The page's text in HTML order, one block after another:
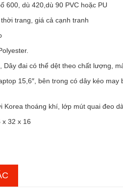
600, dù 420,dù 90 PVC hoặc PU
trang, giá cả cạnh tranh
Dây đai có thể dệt theo chất lượng,
15,6″, bên trong có dây kéo
Korea thoáng khí, lớp mút quai đeo
x 32 x 16